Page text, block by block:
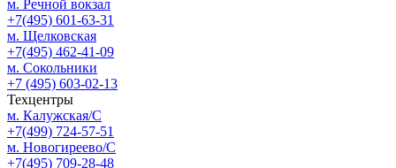
м. Речной вокзал
+7(495) 601-63-31
м. Щелковская
+7(495) 462-41-09
м. Сокольники
+7 (495) 603-02-13
Техцентры
м. Калужская/С
+7(499) 724-57-51
м. Новогиреево/С
+7(495) 709-28-48